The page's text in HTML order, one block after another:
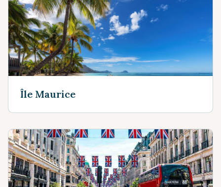
Île Maurice